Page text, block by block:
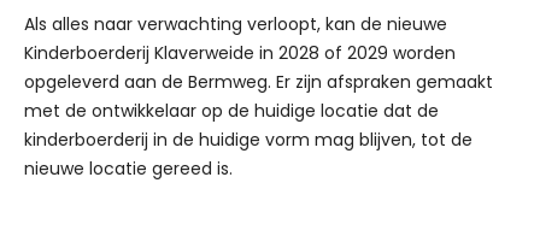
Als alles naar verwachting verloopt, kan de nieuwe
Kinderboerderij Klaverweide in 2028 of 2029 worden
opgeleverd aan de Bermweg. Er zijn afspraken gemaakt
met de ontwikkelaar op de huidige locatie dat de
kinderboerderij in de huidige vorm mag blijven, tot de
nieuwe locatie gereed is.